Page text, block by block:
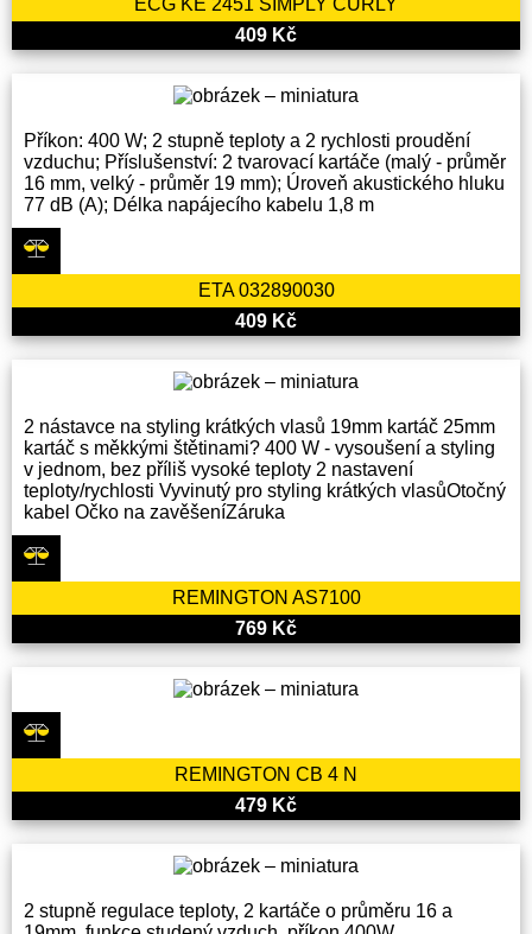
ECG KE 2451 SIMPLY CURLY
409 Kč
Příkon: 400 W; 2 stupně teploty a 2 rychlosti proudění
vzduchu; Příslušenství: 2 tvarovací kartáče (malý - průměr
16 mm, velký - průměr 19 mm); Úroveň akustického hluku
77 dB (A); Délka napájecího kabelu 1,8 m
ETA 032890030
409 Kč
2 nástavce na styling krátkých vlasů 19mm kartáč 25mm
kartáč s měkkými štětinami? 400 W - vysoušení a styling
v jednom, bez příliš vysoké teploty 2 nastavení
teploty/rychlosti Vyvinutý pro styling krátkých vlasůOtočný
kabel Očko na zavěšeníZáruka
REMINGTON AS7100
769 Kč
REMINGTON CB 4 N
479 Kč
2 stupně regulace teploty, 2 kartáče o průměru 16 a